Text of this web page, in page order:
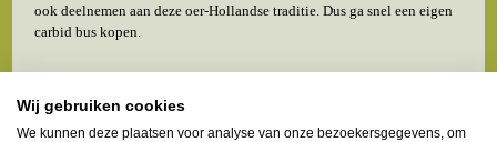
ook deelnemen aan deze oer-Hollandse traditie. Dus ga snel een eigen
carbid bus kopen.
Wij gebruiken cookies
We kunnen deze plaatsen voor analyse van onze bezoekersgegevens, om